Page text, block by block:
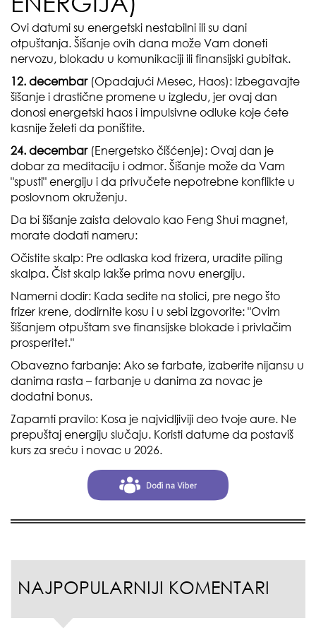
Ovi datumi su energetski nestabilni ili su dani
otpuštanja. Šišanje ovih dana može Vam doneti
nervozu, blokadu u komunikaciji ili finansijski gubitak.
12. decembar (Opadajući Mesec, Haos): Izbegavajte
šišanje i drastične promene u izgledu, jer ovaj dan
donosi energetski haos i impulsivne odluke koje ćete
kasnije želeti da poništite.
24. decembar(Energetsko čišćenje): Ovaj dan je
dobar za meditaciju i odmor. Šišanje može da Vam
"spusti" energiju i da privučete nepotrebne konflikte u
poslovnom okruženju.
Da bi šišanje zaista delovalo kao Feng Shui magnet,
morate dodati nameru:
Očistite skalp: Pre odlaska kod frizera, uradite piling
skalpa. Čist skalp lakše prima novu energiju.
Namerni dodir: Kada sedite na stolici, pre nego što
frizer krene, dodirnite kosu i u sebi izgovorite: "Ovim
šišanjem otpuštam sve finansijske blokade i privlačim
prosperitet."
Obavezno farbanje: Ako se farbate, izaberite nijansu u
danima rasta – farbanje u danima za novac je
dodatni bonus.
Zapamti pravilo: Kosa je najvidljiviji deo tvoje aure. Ne
prepuštaj energiju slučaju. Koristi datume da postaviš
kurs za sreću i novac u 2026.
NAJPOPULARNIJI KOMENTARI